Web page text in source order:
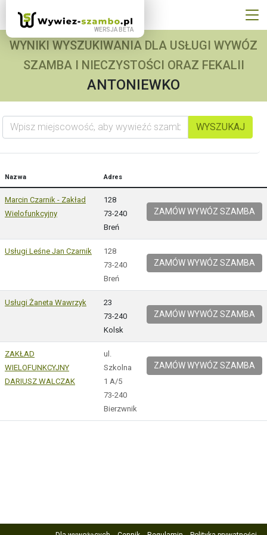
WYNIKI WYSZUKIWANIA DLA USŁUGI WYWÓZ
SZAMBA I NIECZYSTOŚCI ORAZ FEKALII
ANTONIEWKO
Wpisz miejscowość, aby wywieźć szambo
WYSZUKAJ
Nazwa Adres
Marcin Czarnik - Zakład
Wielofunkcyjny
128
73-240
Breń
ZAMÓW WYWÓZ SZAMBA
Usługi Leśne Jan Czarnik
128
73-240
Breń
ZAMÓW WYWÓZ SZAMBA
Usługi Żaneta Wawrzyk
23
73-240
Kolsk
ZAMÓW WYWÓZ SZAMBA
ZAKŁAD
WIELOFUNKCYJNY
DARIUSZ WALCZAK
ul.
Szkolna
1 A/5
73-240
Bierzwnik
ZAMÓW WYWÓZ SZAMBA